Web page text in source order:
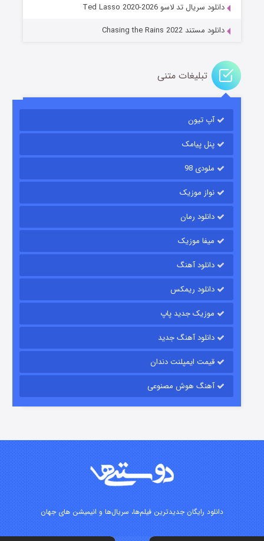
رویایی برای تو
قسمت
قسمت۲ (دوبله) منتشر شد
دانلود سریال تد لاسو Ted Lasso 2020-2026
دانلود مستند Chasing the Rains 2022
تبلیغات متنی
آپ تیون
پنل پیامک
ملودی 98
نواز موزیک
دانلود رمان
میفا موزیک
دانلود آهنگ
دانلود ریمکس
موزیک جدید پاپ
دانلود آهنگ جدید
قیمت ایمپلنت دندان
آهنگ هوش مصنوعی
دانلود رایگان جدیدترین فیلم‌ها، سریال‌ها و انیمیشن های جهان